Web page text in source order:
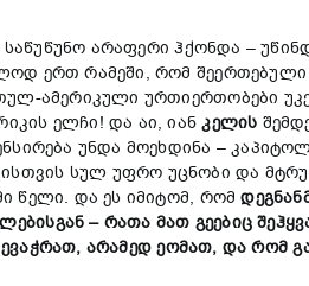
არაფერი ჰქონდა –
ერთ რამეში, რომ
ამერიკული ურთიერთობები
ელჩი! და აი, იანკელის
უნდა მოეხდინა –
სულ უფრო უცნობი და
წელი. და ეს იმიტომ, რომ
– რათა მათ გეებიც
ვაჭრათ, არამედეომათ, დარომ